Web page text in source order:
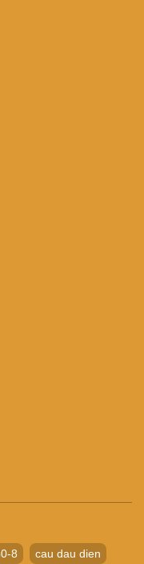
8 cau dau dien